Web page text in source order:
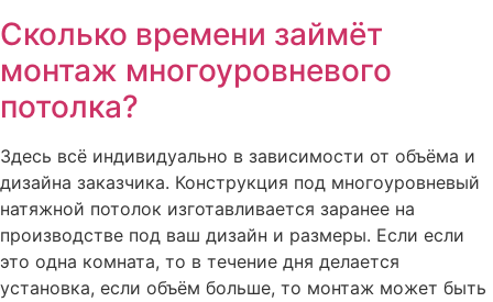
Сколько времени займёт
монтаж многоуровневого
потолка?
Здесь всё индивидуально в зависимости от объёма и
дизайна заказчика. Конструкция под многоуровневый
натяжной потолок изготавливается заранее на
производстве под ваш дизайн и размеры. Если если
это одна комната, то в течение дня делается
установка, если объём больше, то монтаж может быть